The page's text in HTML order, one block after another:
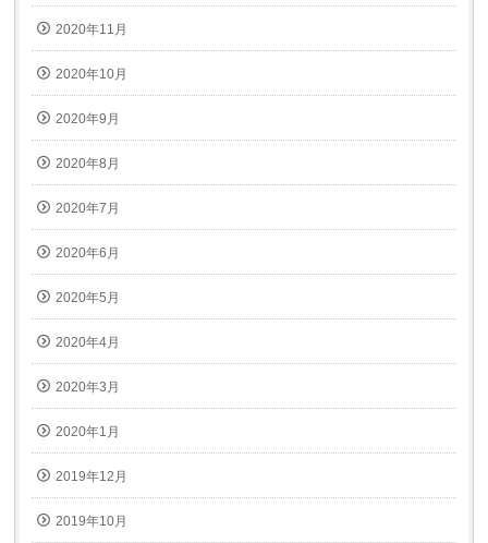
2020年11月
2020年10月
2020年9月
2020年8月
2020年7月
2020年6月
2020年5月
2020年4月
2020年3月
2020年1月
2019年12月
2019年10月